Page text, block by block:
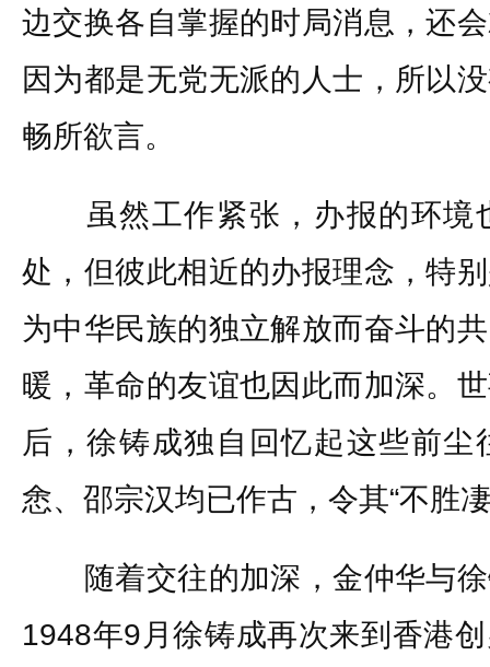
边交换各自掌握的时局消息，还
因为都是无党无派的人士，所以
畅所欲言。
虽然工作紧张，办报的环境
处，但彼此相近的办报理念，特
为中华民族的独立解放而奋斗的
暖，革命的友谊也因此而加深。
后，徐铸成独自回忆起这些前
悆、邵宗汉均已作古，令其“不胜
随着交往的加深，金仲华与徐
1948年9月徐铸成再次来到香港